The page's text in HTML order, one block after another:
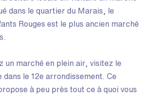
dans le quartier du Marais, le
Rouges est le plus ancien marché
un marché en plein air, visitez le
dans le 12e arrondissement. Ce
à peu près tout ce à quoi vous